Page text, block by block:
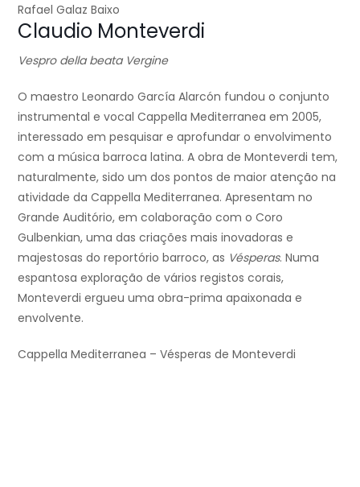
Rafael Galaz Baixo
Claudio Monteverdi
Vespro della beata Vergine
O maestro Leonardo García Alarcón fundou o conjunto
instrumental e vocal Cappella Mediterranea em 2005,
interessado em pesquisar e aprofundar o envolvimento
com a música barroca latina. A obra de Monteverdi tem,
naturalmente, sido um dos pontos de maior atenção na
atividade da Cappella Mediterranea. Apresentam no
Grande Auditório, em colaboração com o Coro
Gulbenkian, uma das criações mais inovadoras e
majestosas do reportório barroco, as Vésperas. Numa
espantosa exploração de vários registos corais,
Monteverdi ergueu uma obra-prima apaixonada e
envolvente.
Cappella Mediterranea – Vésperas de Monteverdi